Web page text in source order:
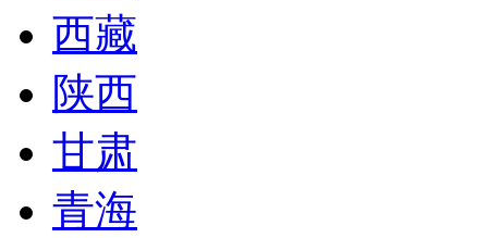
西藏
陕西
甘肃
青海